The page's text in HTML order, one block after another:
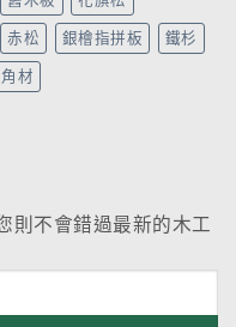
赤松 銀檜指拼板 鐵杉
材
則不會錯過最新的木工